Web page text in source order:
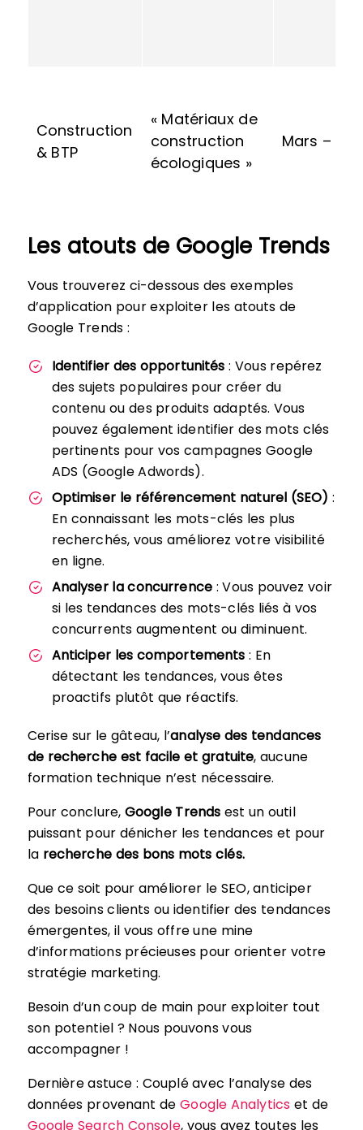
Construction
& BTP
« Matériaux de
construction
écologiques »
Mars – Mai
Les atouts de Google Trends
Vous trouverez ci-dessous des exemples
d’application pour exploiter les atouts de
Google Trends :
Identifier des opportunités : Vous repérez
des sujets populaires pour créer du
contenu ou des produits adaptés. Vous
pouvez également identifier des mots clés
pertinents pour vos campagnes Google
ADS (Google Adwords).
Optimiser le référencement naturel (SEO) :
En connaissant les mots-clés les plus
recherchés, vous améliorez votre visibilité
en ligne.
Analyser la concurrence : Vous pouvez voir
si les tendances des mots-clés liés à vos
concurrents augmentent ou diminuent.
Anticiper les comportements : En
détectant les tendances, vous êtes
proactifs plutôt que réactifs.
Cerise sur le gâteau, l’analyse des tendances
de recherche est facile et gratuite, aucune
formation technique n’est nécessaire.
Pour conclure, Google Trends est un outil
puissant pour dénicher les tendances et pour
la recherche des bons mots clés.
Que ce soit pour améliorer le SEO, anticiper
des besoins clients ou identifier des tendances
émergentes, il vous offre une mine
d’informations précieuses pour orienter votre
stratégie marketing.
Besoin d’un coup de main pour exploiter tout
son potentiel ? Nous pouvons vous
accompagner !
Dernière astuce : Couplé avec l’analyse des
données provenant deGoogle Analytics et de
Google Search Console, vous avez toutes les